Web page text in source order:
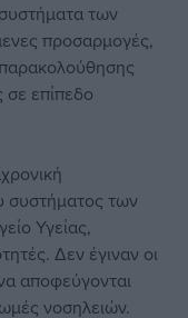
των
προσαρμογές,
σε επίπεδο
των
Υγείας,
Δεν έγιναν οι
αποφεύγονται
νοσηλειών.